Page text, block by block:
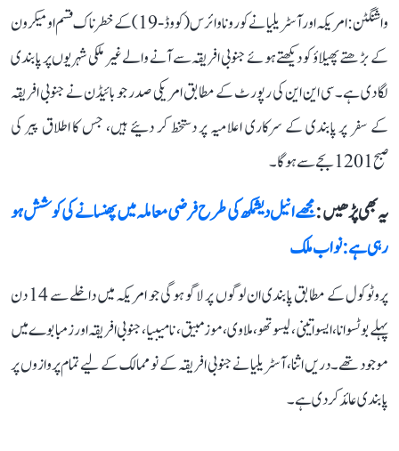
واشنگٹن: امریکہ اور آسٹریلیا نے کورونا وائرس (کووڈ- 19) کے خطرناک قسم اومیکرون
کے بڑھتے پھیلاؤ کو دیکھتے ہوئے جنوبی افریقہ سے آنے والے غیر ملکی شہریوں پر پابندی
لگا دی ہے۔ سی این این کی رپورٹ کے مطابق امریکی صدر جو بائیڈن نے جنوبی افریقہ
کے سفر پر پابندی کے سرکاری اعلامیہ پر دستخط کر دئیے ہیں، جس کا اطلاق پیر کی
صبح 1201 بجے سے ہوگا۔
یہ بھی پڑھیں :مجھے انیل دیشمکھ کی طرح فرضی معاملہ میں پھنسانے کی کوشش ہو
رہی ہے: نواب ملک
پروٹوکول کے مطابق پابندی ان لوگوں پر لاگو ہوگی جو امریکہ میں داخلے سے 14 دن
پہلے بوٹسوانا، ایسواتینی، لیسوتھو، ملاوی، موزمبیق، نامیبیا، جنوبی افریقہ اور زمبابوے میں
موجود تھے۔ دریں اثنا، آسٹریلیا نے جنوبی افریقہ کے نو ممالک کے لیے تمام پروازوں پر
پابندی عائد کر دی ہے۔